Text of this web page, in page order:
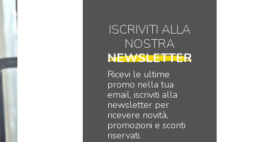
ISCRIVITI ALLA
NOSTRA
NEWSLETTER
Ricevi le ultime
promo nella tua
email, iscriviti alla
newsletter per
ricevere novità,
promozioni e sconti
riservati.